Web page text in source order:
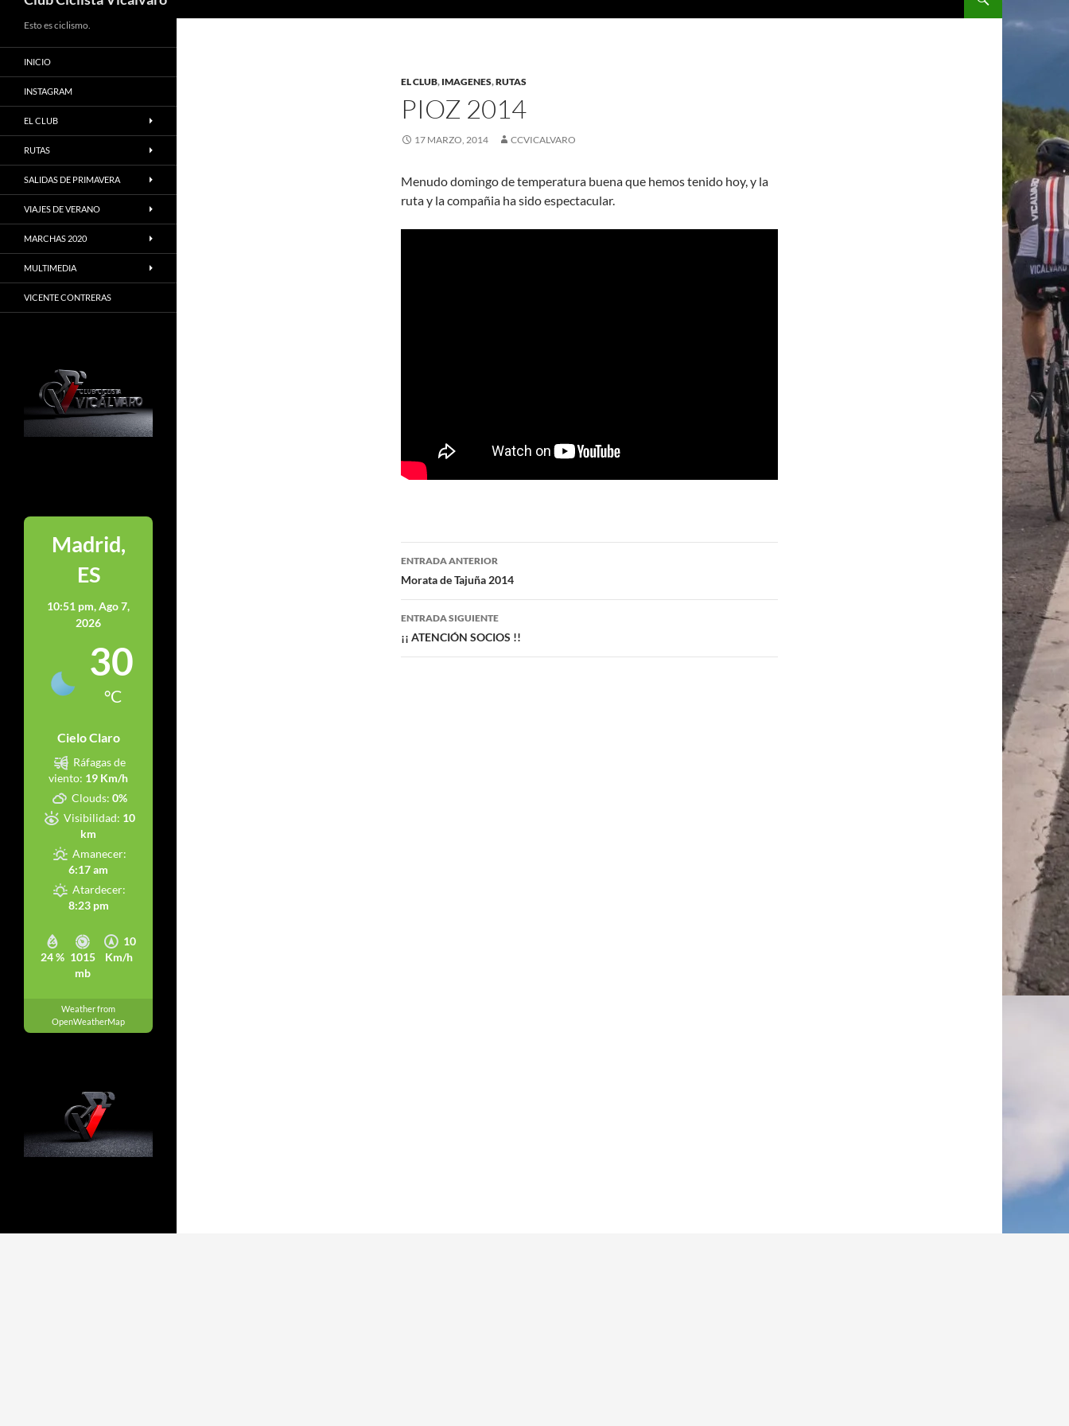
EL CLUB, IMAGENES,RUTAS
PIOZ 2014
17 MARZO, 2014 CCVICALVARO
Menudo domingo de temperatura buena que hemos tenido hoy, y la
ruta y la compañia ha sido espectacular.
Navegación
de
entradas
ENTRADA ANTERIOR
Morata de Tajuña 2014
ENTRADA SIGUIENTE
¡¡ ATENCIÓN SOCIOS !!
Esto es ciclismo.
INICIO
INSTAGRAM
EL CLUB
RUTAS
SALIDAS DE PRIMAVERA
VIAJES DE VERANO
MARCHAS 2020
MULTIMEDIA
VICENTE CONTRERAS
Madrid,
ES
10:51 pm,Ago 7,
2026
30
°C
Cielo Claro
24 % 1015
mb
10
Km/h
Ráfagas de
viento: 19 Km/h
Clouds: 0%
Visibilidad: 10
km
Amanecer:
6:17 am
Atardecer:
8:23 pm
Weather from
OpenWeatherMap